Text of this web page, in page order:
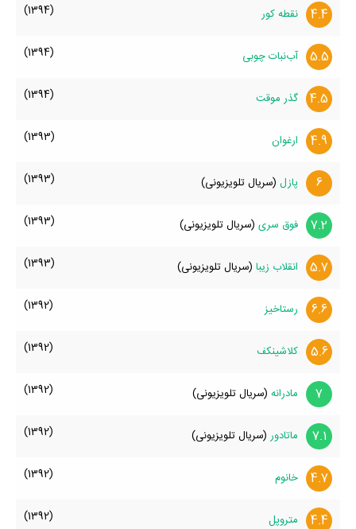
4.4 نقطه کور (1394)
5.5 آب‌نبات چوبی (1394)
4.5 گذر موقت (1394)
4.9 ارغوان (1393)
6 پازل (سریال تلویزیونی) (1393)
7.2 فوق سری (سریال تلویزیونی) (1393)
5.7 انقلاب زیبا (سریال تلویزیونی) (1393)
6.6 رستاخیز (1392)
5.6 کلاشینکف (1392)
7 مادرانه (سریال تلویزیونی) (1392)
7.1 ماتادور (سریال تلویزیونی) (1392)
4.7 خانوم (1392)
4.4 متروپل (1392)